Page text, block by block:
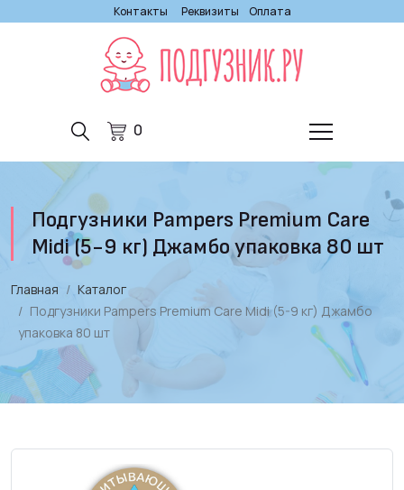
Контакты Реквизиты Оплата
0
Подгузники Pampers Premium Care
Midi (5-9 кг) Джамбо упаковка 80 шт
Главная
Каталог
Подгузники Pampers Premium Care Midi (5-9 кг) Джамбо
упаковка 80 шт